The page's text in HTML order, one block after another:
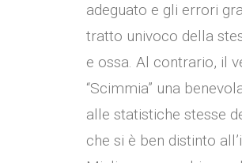
adeguato e gli errori
tratto univoco della
e ossa. Al contrario, il
“Scimmia” una
alle statistiche stesse
che si è ben distinto